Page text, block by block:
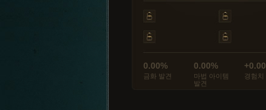
0.00%
금화 발견
0.00%
마법 아이템
발견
+0.00
경험치